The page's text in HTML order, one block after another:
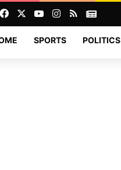
FacebookYouTubeInstagram
RSSNews
SPORTS POLITICS